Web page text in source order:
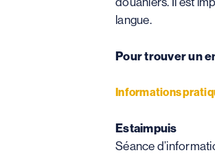
langue.
Pour trouver un
Informations
Estaimpuis
Séance